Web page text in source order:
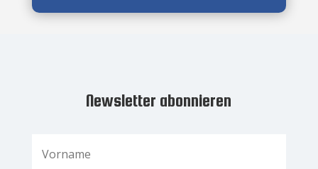
Newsletter abonnieren